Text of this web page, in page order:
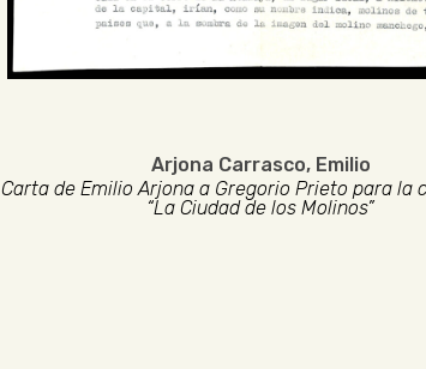
Arjona Carrasco, Emilio
Carta de Emilio Arjona a Gregorio Prieto para la
“La Ciudad de los Molinos”